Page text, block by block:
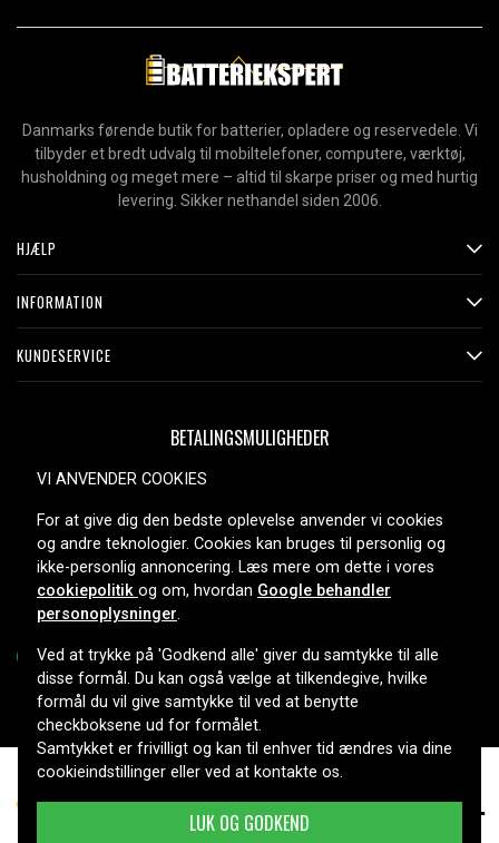
DCHJ070B, 20.0V, 2000mAh 319 kr.
Danmarks førende butik for batterier, opladere og reservedele. Vi
tilbyder et bredt udvalg til mobiltelefoner, computere, værktøj,
husholdning og meget mere – altid til skarpe priser og med hurtig
levering. Sikker nethandel siden 2006.
HJÆLP
INFORMATION
KUNDESERVICE
BETALINGSMULIGHEDER
LEVERINGSMULIGHEDER
Copyright © 2026, Spares Nordic AB
VI ANVENDER COOKIES
For at give dig den bedste oplevelse anvender vi cookies
og andre teknologier. Cookies kan bruges til personlig og
ikke-personlig annoncering. Læs mere om dette i vores
cookiepolitik og om, hvordan Google behandler
personoplysninger.
Ved at trykke på 'Godkend alle' giver du samtykke til alle
disse formål. Du kan også vælge at tilkendegive, hvilke
formål du vil give samtykke til ved at benytte
checkboksene ud for formålet.
Samtykket er frivilligt og kan til enhver tid ændres via dine
cookieindstillinger eller ved at kontakte os.
LUK OG GODKEND